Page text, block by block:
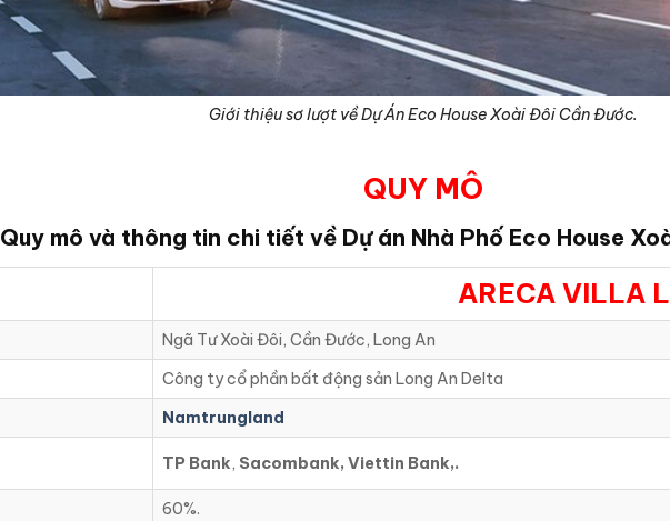
Giới thiệu sơ lượt về Dự Án Eco House Xoài Đôi Cần Đước.
QUY MÔ
Quy mô và thông tin chi tiết về Dự án Nhà Phố Eco House
ARECA VILLA
Ngã Tư Xoài Đôi, Cần Đước, Long An
Công ty cổ phần bất động sản Long An Delta
Namtrungland
TP Bank, Sacombank, Viettin Bank,.
60%.